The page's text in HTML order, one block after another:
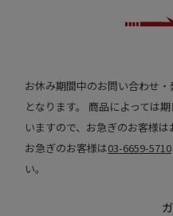
お休み期間中のお問い合わせ
となります。 商品によっては
いますので、お急ぎのお客様は
お急ぎのお客様は03-6659-5710
い。